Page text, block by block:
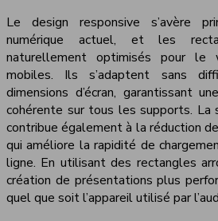
Le design responsive s’avère
numérique actuel, et les
naturellement optimisés pour
mobiles. Ils s’adaptent sans
dimensions d’écran, garantissant
cohérente sur tous les supports. La
contribue également à la réduction
qui améliore la rapidité de
ligne. En utilisant des rectangles
création de présentations plus
quel que soit l’appareil utilisé par